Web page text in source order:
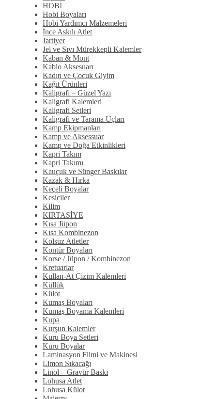
HOBİ
Hobi Boyaları
Hobi Yardımcı Malzemeleri
İnce Askılı Atlet
Jartiyer
Jel ve Sıvı Mürekkepli Kalemler
Kaban & Mont
Kablo Aksesuarı
Kadın ve Çocuk Giyim
Kağıt Ürünleri
Kaligrafi – Güzel Yazı
Kaligrafi Kalemleri
Kaligrafi Setleri
Kaligrafi ve Tarama Uçları
Kamp Ekipmanları
Kamp ve Aksessuar
Kamp ve Doğa Etkinlikleri
Kapri Takım
Kapri Takımı
Kauçuk ve Sünger Baskılar
Kazak & Hırka
Keçeli Boyalar
Kesiciler
Kilim
KIRTASİYE
Kısa Jüpon
Kısa Kombinezon
Kolsuz Atletler
Kontür Boyaları
Korse / Jüpon / Kombinezon
Kretuarlar
Kullan-At Çizim Kalemleri
Küllük
Külot
Kumaş Boyaları
Kumaş Boyama Kalemleri
Kupa
Kurşun Kalemler
Kuru Boya Setleri
Kuru Boyalar
Laminasyon Filmi ve Makinesi
Limon Sıkacağı
Linol – Gravür Baskı
Lohusa Atlet
Lohusa Külot